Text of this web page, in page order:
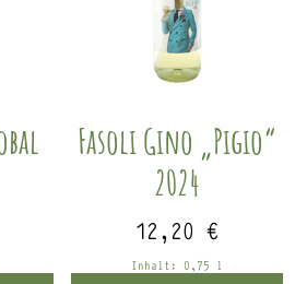
Fasoli Gino „Pigio“
2024
12,20€
Inhalt: 0,75 l